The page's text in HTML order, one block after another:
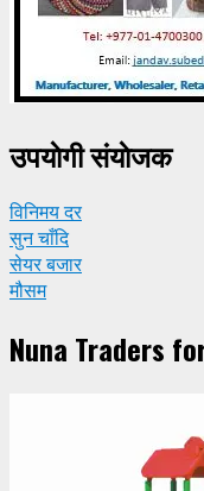
उपयाेगी संयाेजक
विनिमय दर
सुन चाँदि
सेयर बजार
मौसम
Nuna Traders